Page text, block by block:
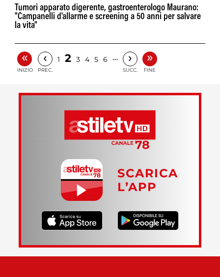
Tumori apparato digerente, gastroenterologo Maurano:
"Campanelli d'allarme e screening a 50 anni per salvare
la vita"
«
INIZIO
‹
PREC.
1 2 3 4 5 6 … ›
SUCC.
»
FINE
SCARICA
L’APP